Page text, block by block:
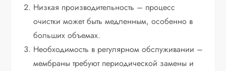
Низкая производительность – процесс
очистки может быть медленным, особенно в
больших объемах.
Необходимость в регулярном обслуживании –
мембраны требуют периодической замены и